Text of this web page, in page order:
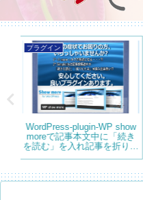
WordPress
固定ページでタイトルを非表
示にする 方法 WordPress